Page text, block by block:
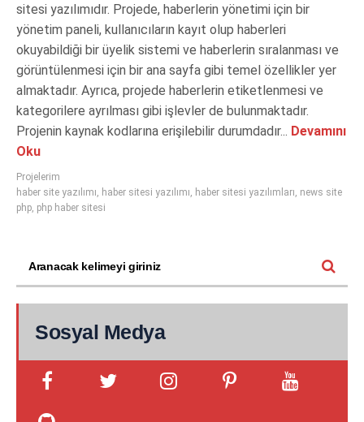
sitesi yazılımıdır. Projede, haberlerin yönetimi için bir
yönetim paneli, kullanıcıların kayıt olup haberleri
okuyabildiği bir üyelik sistemi ve haberlerin sıralanması ve
görüntülenmesi için bir ana sayfa gibi temel özellikler yer
almaktadır. Ayrıca, projede haberlerin etiketlenmesi ve
kategorilere ayrılması gibi işlevler de bulunmaktadır.
Projenin kaynak kodlarına erişilebilir durumdadır... Devamını
Oku
Projelerim
haber site yazılımı, haber sitesi yazılımı, haber sitesi yazılımları, news site
php, php haber sitesi
Sosyal Medya